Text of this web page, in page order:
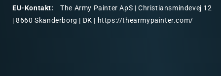
EU-Kontakt:
The Army Painter ApS | Christiansmindevej 12
| 8660 Skanderborg | DK | https://thearmypainter.com/